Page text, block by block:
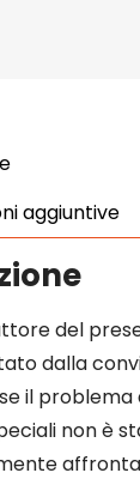
aggiuntive
del
dalla
il problema
non è